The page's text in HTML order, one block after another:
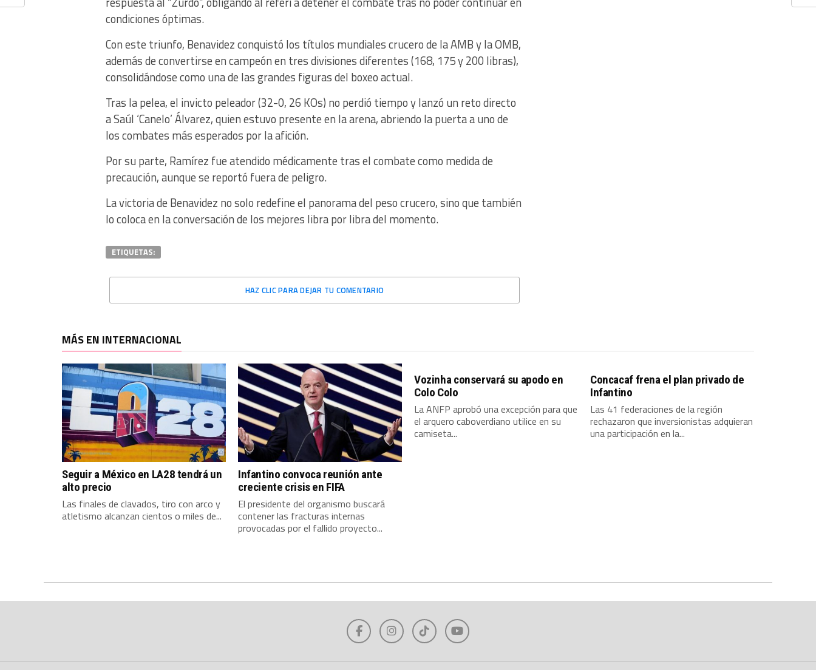
condiciones óptimas.
Con este triunfo, Benavidez conquistó los títulos mundiales crucero de la AMB y la OMB,
además de convertirse en campeón en tres divisiones diferentes (168, 175 y 200 libras),
consolidándose como una de las grandes figuras del boxeo actual.
Tras la pelea, el invicto peleador (32-0, 26 KOs) no perdió tiempo y lanzó un reto directo
a Saúl ‘Canelo’ Álvarez, quien estuvo presente en la arena, abriendo la puerta a uno de
los combates más esperados por la afición.
Por su parte, Ramírez fue atendido médicamente tras el combate como medida de
precaución, aunque se reportó fuera de peligro.
La victoria de Benavidez no solo redefine el panorama del peso crucero, sino que también
lo coloca en la conversación de los mejores libra por libra del momento.
ETIQUETAS:
HAZ CLIC PARA DEJAR TU COMENTARIO
MÁS EN INTERNACIONAL
Seguir a México en LA28 tendrá un
alto precio
Las finales de clavados, tiro con arco y
atletismo alcanzan cientos o miles de...
Infantino convoca reunión ante
creciente crisis en FIFA
El presidente del organismo buscará
contener las fracturas internas
provocadas por el fallido proyecto...
Vozinha conservará su apodo en
Colo Colo
La ANFP aprobó una excepción para que
el arquero caboverdiano utilice en su
camiseta...
Concacaf frena el plan privado de
Infantino
Las 41 federaciones de la región
rechazaron que inversionistas adquieran
una participación en la...